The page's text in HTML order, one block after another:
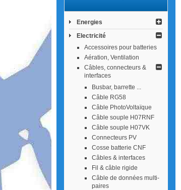
Energies
Electricité
Accessoires pour batteries
Aération, Ventilation
Câbles, connecteurs &
interfaces
Busbar, barrette ...
Câble RG58
Câble PhotoVoltaïque
Câble souple H07RNF
Câble souple H07VK
Connecteurs PV
Cosse batterie CNF
Câbles & interfaces
Fil & câble rigide
Câble de données multi-
paires